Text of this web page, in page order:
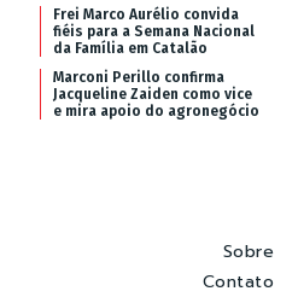
Frei Marco Aurélio convida
fiéis para a Semana Nacional
da Família em Catalão
Marconi Perillo confirma
Jacqueline Zaiden como vice
e mira apoio do agronegócio
Sobre
Contato